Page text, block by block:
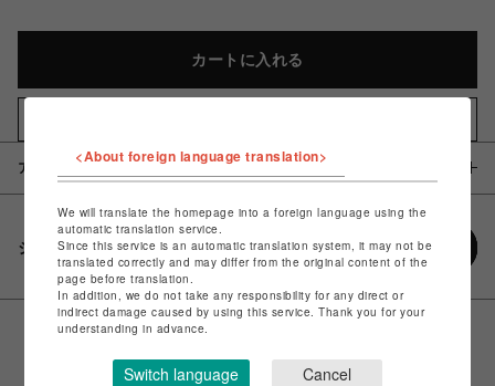
カートに入れる
アイテム説明 / 素材
シェアする
<About foreign language translation>
We will translate the homepage into a foreign language using the
automatic translation service.
Since this service is an automatic translation system, it may not be
translated correctly and may differ from the original content of the
page before translation.
In addition, we do not take any responsibility for any direct or
indirect damage caused by using this service. Thank you for your
understanding in advance.
Switch language Cancel